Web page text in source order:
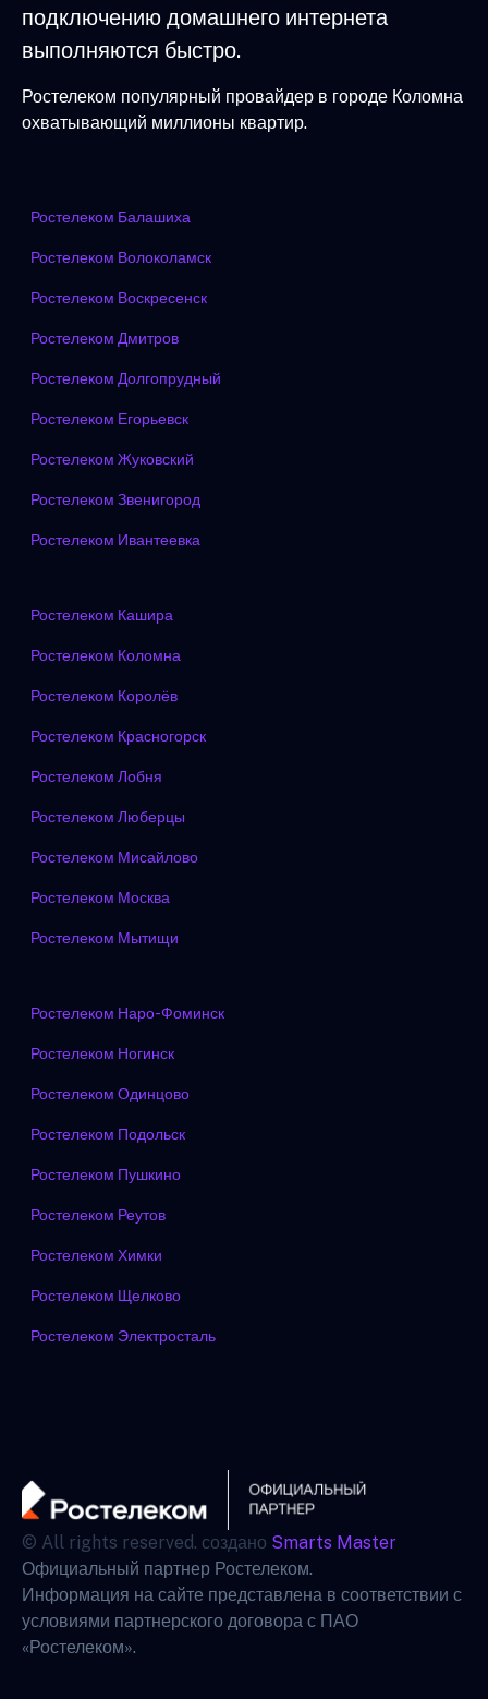
подключению домашнего интернета
выполняются быстро.
Ростелеком популярный провайдер в городе Коломна
охватывающий миллионы квартир.
Ростелеком Балашиха
Ростелеком Волоколамск
Ростелеком Воскресенск
Ростелеком Дмитров
Ростелеком Долгопрудный
Ростелеком Егорьевск
Ростелеком Жуковский
Ростелеком Звенигород
Ростелеком Ивантеевка
Ростелеком Кашира
Ростелеком Коломна
Ростелеком Королёв
Ростелеком Красногорск
Ростелеком Лобня
Ростелеком Люберцы
Ростелеком Мисайлово
Ростелеком Москва
Ростелеком Мытищи
Ростелеком Наро-Фоминск
Ростелеком Ногинск
Ростелеком Одинцово
Ростелеком Подольск
Ростелеком Пушкино
Ростелеком Реутов
Ростелеком Химки
Ростелеком Щелково
Ростелеком Электросталь
© All rights reserved. создано Smarts Master
Официальный партнер Ростелеком.
Информация на сайте представлена в соответствии с
условиями партнерского договора с ПАО
«Ростелеком».